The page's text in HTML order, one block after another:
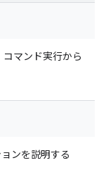
マンド実行から
ンを説明する